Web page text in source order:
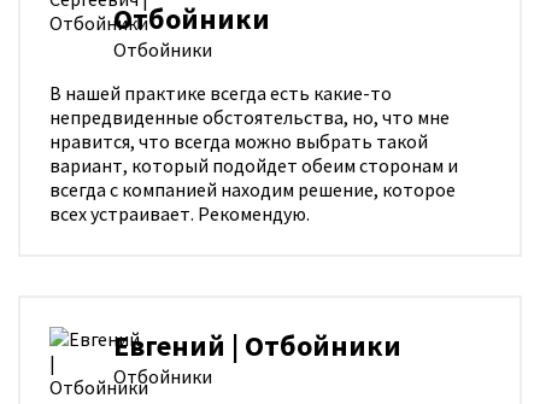
Отбойники
Отбойники
В нашей практике всегда есть какие-то
непредвиденные обстоятельства, но, что мне
нравится, что всегда можно выбрать такой
вариант, который подойдет обеим сторонам и
всегда с компанией находим решение, которое
всех устраивает. Рекомендую.
Евгений | Отбойники
Отбойники